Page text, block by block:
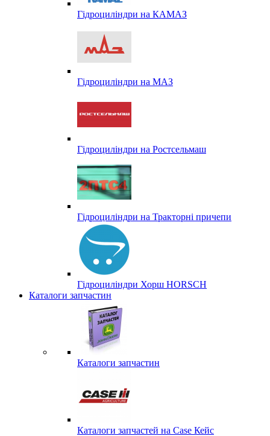
Гідроциліндри на КАМАЗ
Гідроциліндри на МАЗ
Гідроциліндри на Ростсельмаш
Гідроциліндри на Тракторні причепи
Гідроциліндри Хорш HORSCH
Каталоги запчастин
Каталоги запчастин
Каталоги запчастей на Case Кейс